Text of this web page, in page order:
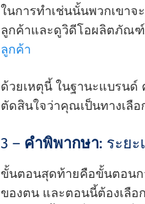
ในการทําเช่นนั้นพวกเขา
ลูกค้าและดูวิดีโอผลิตภัณฑ์
ลูกค้า
ด้วยเหตุนี้ ในฐานะแบรน
ตัดสินใจว่าคุณเป็นทางเลื
3 – คําพิพากษา: ระยะ
ขั้นตอนสุดท้ายคือขั้นตอน
ของตน และตอนนี้ต้องเลือ